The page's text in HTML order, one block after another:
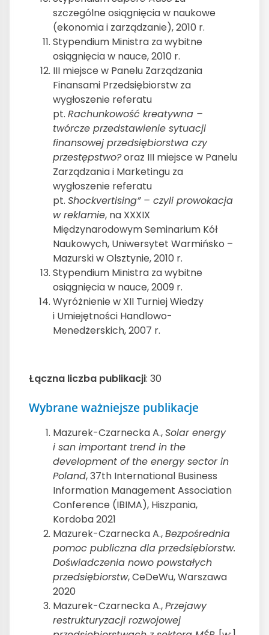
szczególne osiągnięcia w naukowe
(ekonomia i zarządzanie), 2010 r.
Stypendium Ministra za wybitne
osiągnięcia w nauce, 2010 r.
III miejsce w Panelu Zarządzania
Finansami Przedsiębiorstw za
wygłoszenie referatu
pt. Rachunkowość kreatywna –
twórcze przedstawienie sytuacji
finansowej przedsiębiorstwa czy
przestępstwo?oraz III miejsce w Panelu
Zarządzania i Marketingu za
wygłoszenie referatu
pt. Shockvertising” – czyli prowokacja
w reklamie, na XXXIX
Międzynarodowym Seminarium Kół
Naukowych, Uniwersytet Warmińsko –
Mazurski w Olsztynie, 2010 r.
Stypendium Ministra za wybitne
osiągnięcia w nauce, 2009 r.
Wyróżnienie w XII Turniej Wiedzy
i Umiejętności Handlowo-
Menedżerskich, 2007 r.
Łączna liczba publikacji: 30
Wybrane ważniejsze publikacje
Mazurek-Czarnecka A.,Solar energy
i san important trend in the
development of the energy sector in
Poland, 37th International Business
Information Management Association
Conference (IBIMA), Hiszpania,
Kordoba 2021
Mazurek-Czarnecka A.,Bezpośrednia
pomoc publiczna dla przedsiębiorstw.
Doświadczenia nowo powstałych
przedsiębiorstw, CeDeWu, Warszawa
2020
Mazurek-Czarnecka A.,Przejawy
restrukturyzacji rozwojowej